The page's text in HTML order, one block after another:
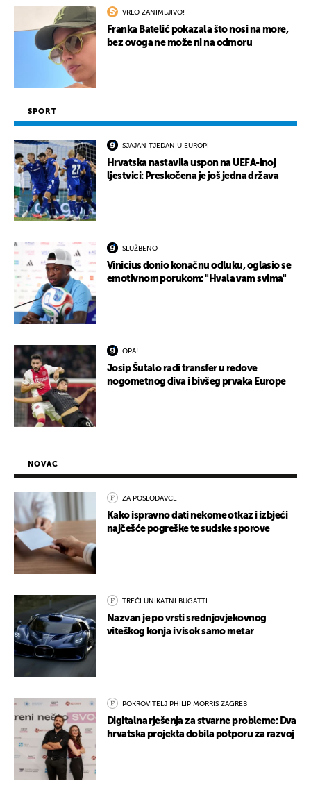
VRLO ZANIMLJIVO!
Franka Batelić pokazala što nosi na more,
bez ovoga ne može ni na odmoru
SPORT
SJAJAN TJEDAN U EUROPI
Hrvatska nastavila uspon na UEFA-inoj
ljestvici: Preskočena je još jedna država
SLUŽBENO
Vinicius donio konačnu odluku, oglasio se
emotivnom porukom: "Hvala vam svima"
OPA!
Josip Šutalo radi transfer u redove
nogometnog diva i bivšeg prvaka Europe
NOVAC
ZA POSLODAVCE
Kako ispravno dati nekome otkaz i izbjeći
najčešće pogreške te sudske sporove
TREĆI UNIKATNI BUGATTI
Nazvan je po vrsti srednjovjekovnog
viteškog konja i visok samo metar
POKROVITELJ PHILIP MORRIS ZAGREB
Digitalna rješenja za stvarne probleme: Dva
hrvatska projekta dobila potporu za razvoj